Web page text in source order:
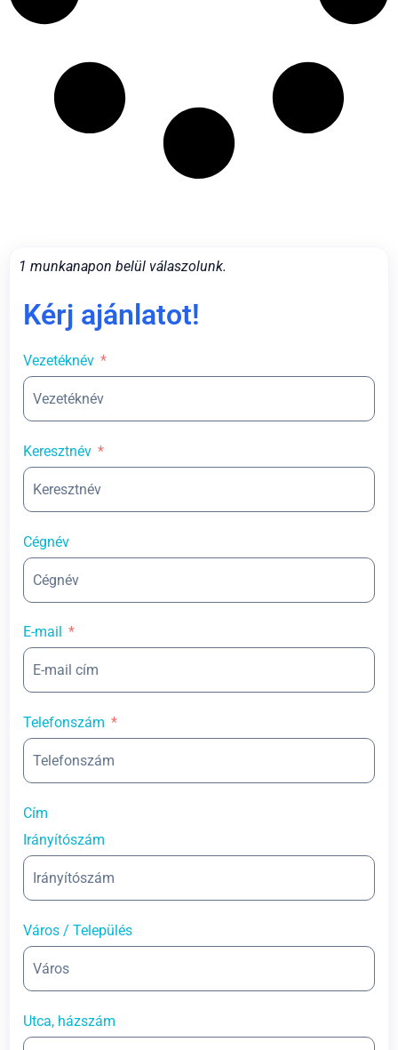
1 munkanapon belül válaszolunk.
Kérj ajánlatot!
Vezetéknév
Keresztnév
Cégnév
E-mail
Telefonszám
Cím
Irányítószám
Város / Település
Utca, házszám